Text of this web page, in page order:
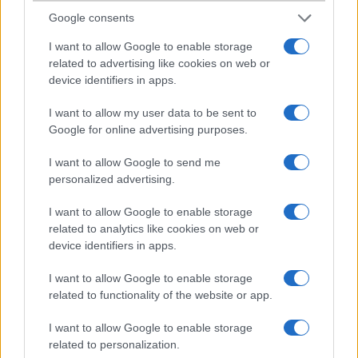
Google consents
I want to allow Google to enable storage
related to advertising like cookies on web or
device identifiers in apps.
I want to allow my user data to be sent to
Google for online advertising purposes.
I want to allow Google to send me
personalized advertising.
I want to allow Google to enable storage
related to analytics like cookies on web or
device identifiers in apps.
I want to allow Google to enable storage
related to functionality of the website or app.
I want to allow Google to enable storage
related to personalization.
paarzsofia
de lehet már ilyent kapni?? és köbö mennyi az áraa??
bufess
kb 30-40 lepedő lesz az ára előfizuval, júniusban jön!
janee
Zsír új,vodás 42000ft.06202699162
fabicska